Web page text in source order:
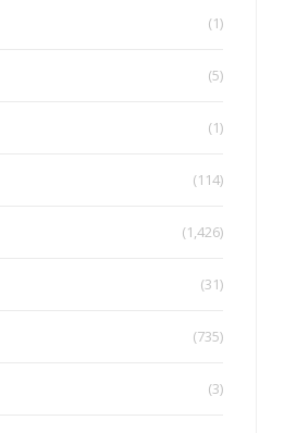
(1)
(5)
(1)
(114)
(1,426)
(31)
(735)
(3)